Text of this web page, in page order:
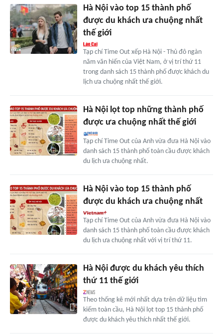
Hà Nội vào top 15 thành phố
được du khách ưa chuộng nhất
thế giới
Tạp chí Time Out xếp Hà Nội - Thủ đô ngàn
năm văn hiến của Việt Nam, ở vị trí thứ 11
trong danh sách 15 thành phố được khách du
lịch ưa chuộng nhất thế giới.
Hà Nội lọt top những thành phố
được ưa chuộng nhất thế giới
Tạp chí Time Out của Anh vừa đưa Hà Nội vào
danh sách 15 thành phố toàn cầu được khách
du lịch ưa chuộng nhất.
Hà Nội vào top 15 thành phố
được du khách ưa chuộng nhất
Tạp chí Time Out của Anh vừa đưa Hà Nội vào
danh sách 15 thành phố toàn cầu được khách
du lịch ưa chuộng nhất với vị trí thứ 11.
Hà Nội được du khách yêu thích
thứ 11 thế giới
Theo thống kê mới nhất dựa trên dữ liệu tìm
kiếm toàn cầu, Hà Nội lọt top 15 thành phố
được du khách yêu thích nhất thế giới.